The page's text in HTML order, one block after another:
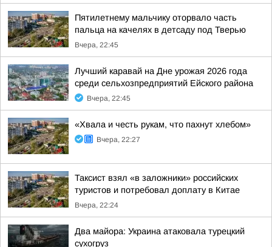
Пятилетнему мальчику оторвало часть
пальца на качелях в детсаду под Тверью
Вчера, 22:45
Лучший каравай на Дне урожая 2026 года
среди сельхозпредприятий Ейского района
Вчера, 22:45
«Хвала и честь рукам, что пахнут хлебом»
Вчера, 22:27
Таксист взял «в заложники» российских
туристов и потребовал доплату в Китае
Вчера, 22:24
Два майора: Украина атаковала турецкий
сухогруз